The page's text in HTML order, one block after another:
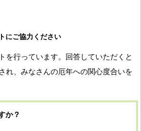
にご協力ください
を行っています。回答していただくと
れ、みなさんの厄年への関心度合いを
か？